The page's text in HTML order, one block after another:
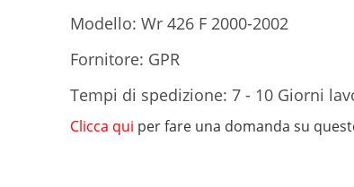
Modello: Wr 426 F 2000-2002
Fornitore: GPR
Tempi di spedizione: 7 - 10 Giorni
Clicca qui per fare una domanda su